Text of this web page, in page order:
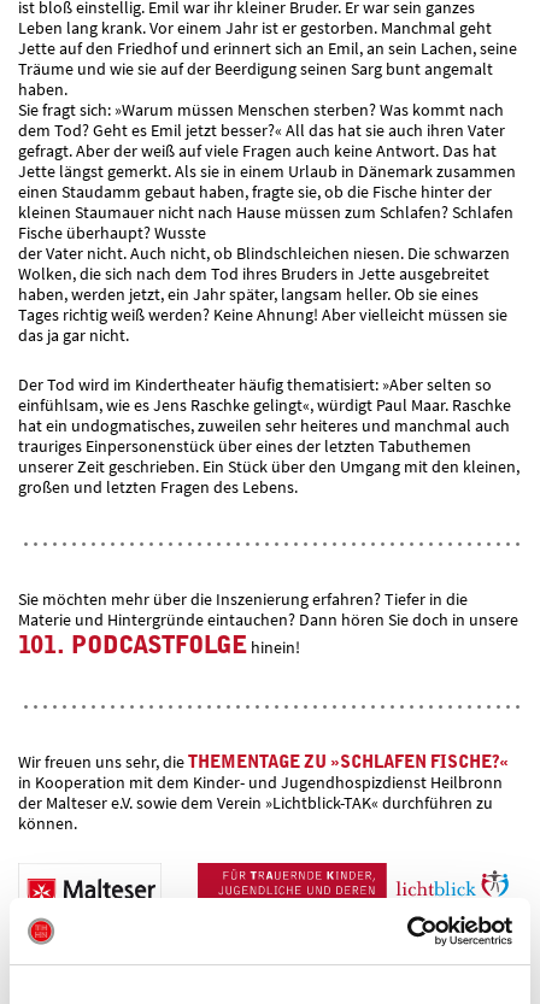
ist bloß einstellig. Emil war ihr kleiner Bruder. Er war sein ganzes
Leben lang krank. Vor einem Jahr ist er gestorben. Manchmal geht
Jette auf den Friedhof und erinnert sich an Emil, an sein Lachen, seine
Träume und wie sie auf der Beerdigung seinen Sarg bunt angemalt
haben.
Sie fragt sich: »Warum müssen Menschen sterben? Was kommt nach
dem Tod? Geht es Emil jetzt besser?« All das hat sie auch ihren Vater
gefragt. Aber der weiß auf viele Fragen auch keine Antwort. Das hat
Jette längst gemerkt. Als sie in einem Urlaub in Dänemark zusammen
einen Staudamm gebaut haben, fragte sie, ob die Fische hinter der
kleinen Staumauer nicht nach Hause müssen zum Schlafen? Schlafen
Fische überhaupt? Wusste
der Vater nicht. Auch nicht, ob Blindschleichen niesen. Die schwarzen
Wolken, die sich nach dem Tod ihres Bruders in Jette ausgebreitet
haben, werden jetzt, ein Jahr später, langsam heller. Ob sie eines
Tages richtig weiß werden? Keine Ahnung! Aber vielleicht müssen sie
das ja gar nicht.
Der Tod wird im Kindertheater häufig thematisiert: »Aber selten so
einfühlsam, wie es Jens Raschke gelingt«, würdigt Paul Maar. Raschke
hat ein undogmatisches, zuweilen sehr heiteres und manchmal auch
trauriges Einpersonenstück über eines der letzten Tabuthemen
unserer Zeit geschrieben. Ein Stück über den Umgang mit den kleinen,
großen und letzten Fragen des Lebens.
Sie möchten mehr über die Inszenierung erfahren? Tiefer in die
Materie und Hintergründe eintauchen? Dann hören Sie doch in unsere
101. PODCASTFOLGE hinein!
Wir freuen uns sehr, dieTHEMENTAGE ZU »SCHLAFEN FISCHE?«
in Kooperation mit dem Kinder- und Jugendhospizdienst Heilbronn
der Malteser e.V. sowie dem Verein »Lichtblick-TAK« durchführen zu
können.